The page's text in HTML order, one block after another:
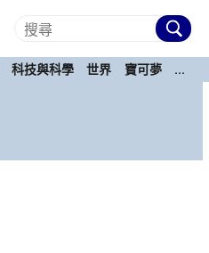
科技與科學 世界 寶可夢 ...